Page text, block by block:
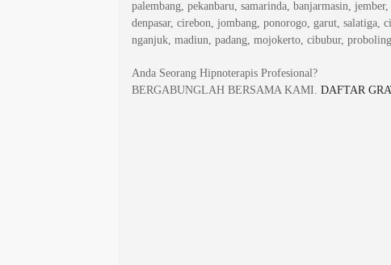
palembang, pekanbaru, samarinda, banjarmasin,
denpasar, cirebon, jombang, ponorogo, garut, salatiga,
nganjuk, madiun, padang, mojokerto, cibubur,
Anda Seorang Hipnoterapis Profesional?
BERGABUNGLAH BERSAMA KAMI. DAFTAR